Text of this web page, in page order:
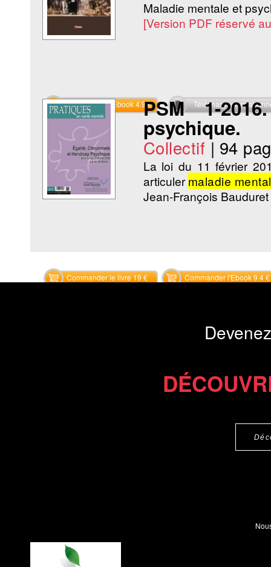
Maladie mentale et
[Version PDF réservé
Commander l'Ebook 4.9 € Téléchargement
PSM 1-
psychique.
Collectif | 94
La loi du 11 février
articulermaladie
Jean-François Bauduret
Commander le livre 19 € Commander l'Ebook 9.4 €